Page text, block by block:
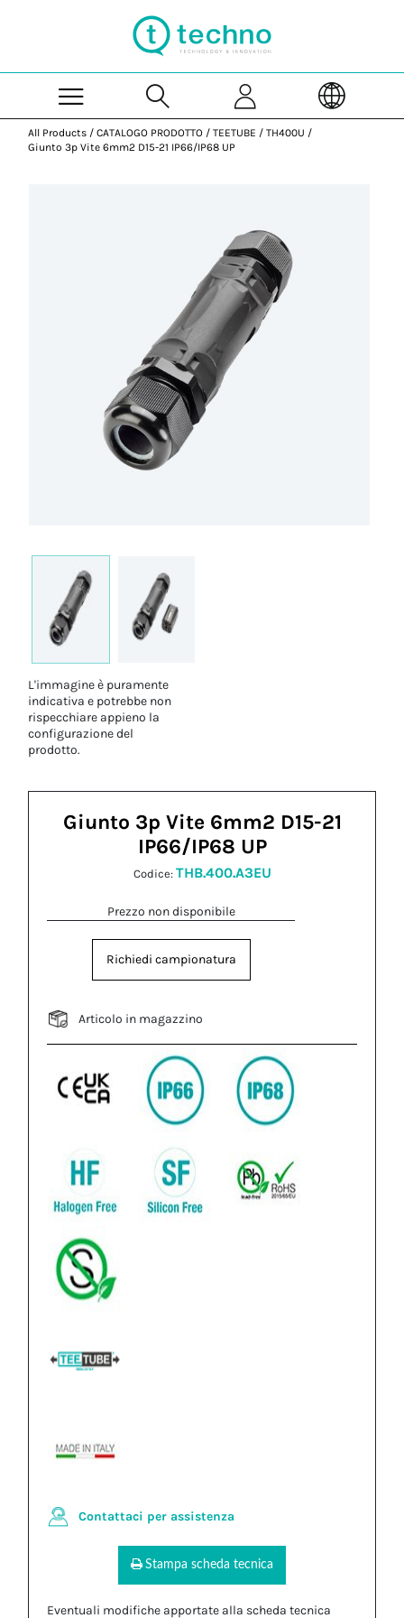
All Products / CATALOGO PRODOTTO / TEETUBE / TH400U /
Giunto 3p Vite 6mm2 D15-21 IP66/IP68 UP
L'immagine è puramente
indicativa e potrebbe non
rispecchiare appieno la
configurazione del
prodotto.
Giunto 3p Vite 6mm2 D15-21
IP66/IP68 UP
Codice: THB.400.A3EU
Prezzo non disponibile
Richiedi campionatura
Articolo in magazzino
Contattaci per assistenza
Stampa scheda tecnica
Eventuali modifiche apportate alla scheda tecnica